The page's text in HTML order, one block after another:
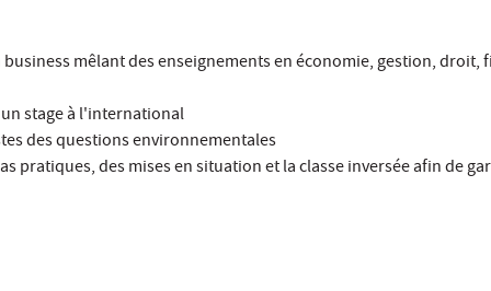
mêlant des enseignements en économie, gestion, droit,
stage à l'international
des questions environnementales
pratiques, des mises en situation et la classe inversée afin de